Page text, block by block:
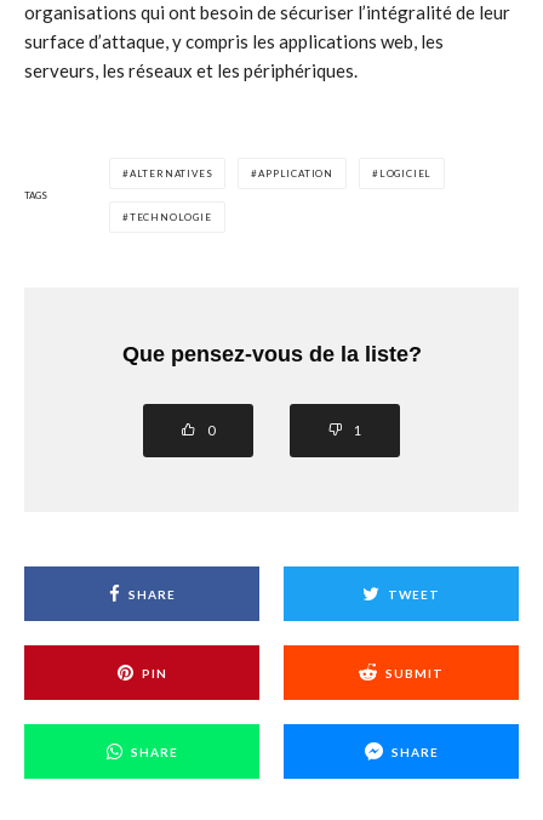
organisations qui ont besoin de sécuriser l’intégralité de leur
surface d’attaque, y compris les applications web, les
serveurs, les réseaux et les périphériques.
TAGS
ALTERNATIVES APPLICATION LOGICIEL
TECHNOLOGIE
Que pensez-vous de la liste?
0 1
SHARE TWEET
PIN SUBMIT
SHARE SHARE